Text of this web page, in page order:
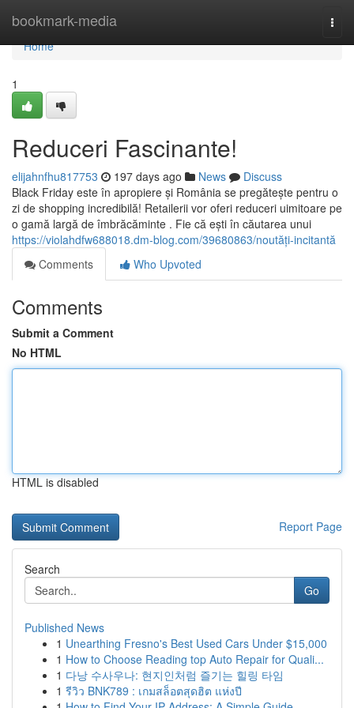
bookmark-media
Home
Home
1
Reduceri Fascinante!
elijahnfhu817753 197 days ago News
Discuss
Black Friday este în apropiere și România se pregătește pentru o
zi de shopping incredibilă! Retailerii vor oferi reduceri uimitoare pe
o gamă largă de îmbrăcăminte . Fie că ești în căutarea unui
https://violahdfw688018.dm-blog.com/39680863/noutăți-incitantă
Comments
Who Upvoted
Comments
Submit a Comment
No HTML
HTML is disabled
Report Page
Search
Go
Published News
1 Unearthing Fresno's Best Used Cars Under $15,000
1 How to Choose Reading top Auto Repair for Quali...
1 다낭 수사우나: 현지인처럼 즐기는 힐링 타임
1 รีวิว BNK789 : เกมสล็อตสุดฮิต แห่งปี